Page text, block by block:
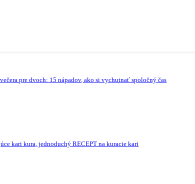
pre dvoch: 15 nápadov, ako si vychutnať spoločný čas
kari kura, jednoduchý RECEPT na kuracie kari